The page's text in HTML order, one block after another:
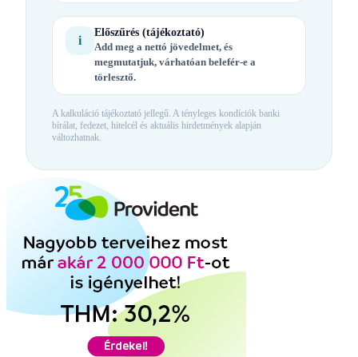
i
Előszűrés (tájékoztató)
Add meg a nettó jövedelmet, és
megmutatjuk, várhatóan belefér-e a
törlesztő.
A kalkuláció tájékoztató jellegű. A tényleges kondíciók banki
bírálat, fedezet, hitelcél és aktuális hirdetmények alapján
változhatnak.